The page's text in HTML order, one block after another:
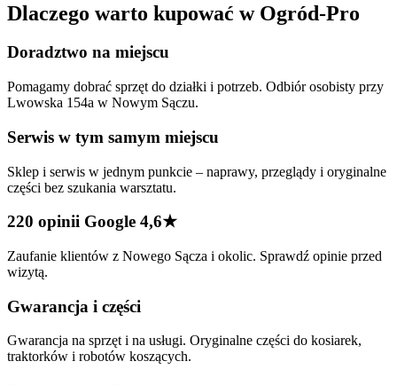
Dlaczego warto kupować w Ogród-Pro
Doradztwo na miejscu
Pomagamy dobrać sprzęt do działki i potrzeb. Odbiór osobisty przy
Lwowska 154a w Nowym Sączu.
Serwis w tym samym miejscu
Sklep i serwis w jednym punkcie – naprawy, przeglądy i oryginalne
części bez szukania warsztatu.
220 opinii Google 4,6★
Zaufanie klientów z Nowego Sącza i okolic. Sprawdź opinie przed
wizytą.
Gwarancja i części
Gwarancja na sprzęt i na usługi. Oryginalne części do kosiarek,
traktorków i robotów koszących.